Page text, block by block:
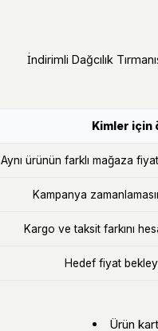
İndirimli Dağcılık
Kimler için
Aynı ürünün farklı mağaza
Kampanya
Kargo ve taksit farkını
Hedef fiyat
Ürün